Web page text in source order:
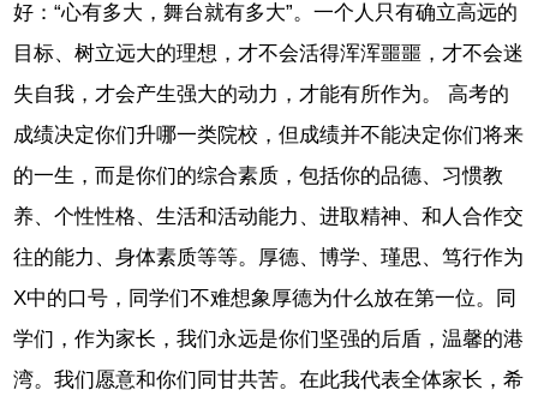
好：“心有多大，舞台就有多大”。一个人只有确立高远的
目标、树立远大的理想，才不会活得浑浑噩噩，才不会迷
失自我，才会产生强大的动力，才能有所作为。 高考的
成绩决定你们升哪一类院校，但成绩并不能决定你们将来
的一生，而是你们的综合素质，包括你的品德、习惯教
养、个性性格、生活和活动能力、进取精神、和人合作交
往的能力、身体素质等等。厚德、博学、瑾思、笃行作为
X中的口号，同学们不难想象厚德为什么放在第一位。同
学们，作为家长，我们永远是你们坚强的后盾，温馨的港
湾。我们愿意和你们同甘共苦。在此我代表全体家长，希